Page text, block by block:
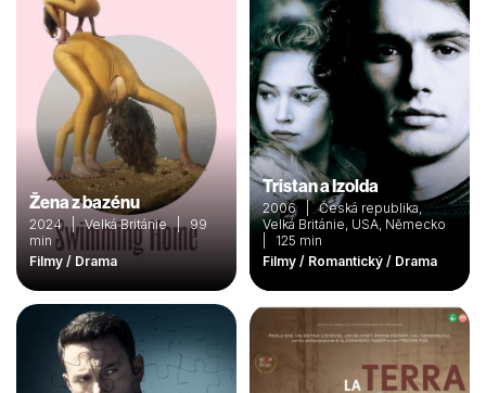
Žena z bazénu
2024 | Velká Británie | 99
min
Filmy / Drama
Tristan a Izolda
2006 | Česká republika,
Velká Británie, USA, Německo
| 125 min
Filmy / Romantický / Drama